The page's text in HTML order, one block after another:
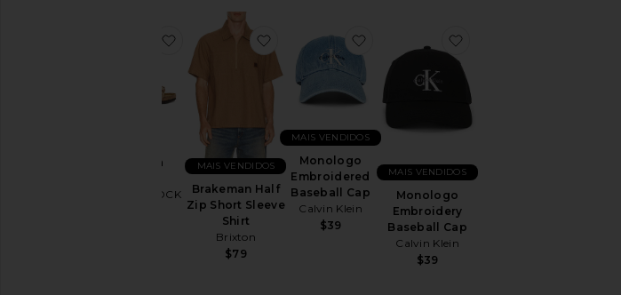
Arizona
BIRKENSTOCK
favoritoArizona Sandal
Brakeman Half
Zip Short Sleeve
Shirt
Brixton
$79
MAIS VENDIDOS
favoritoBrakeman Half Zip Short Sleeve Shirt
Monologo
Embroidered
Baseball Cap
Calvin Klein
$39
MAIS VENDIDOS
favoritoMonologo Embroidered Baseball
Monologo
Embroidery
Baseball Cap
Calvin Klein
$39
MAIS VENDIDOS